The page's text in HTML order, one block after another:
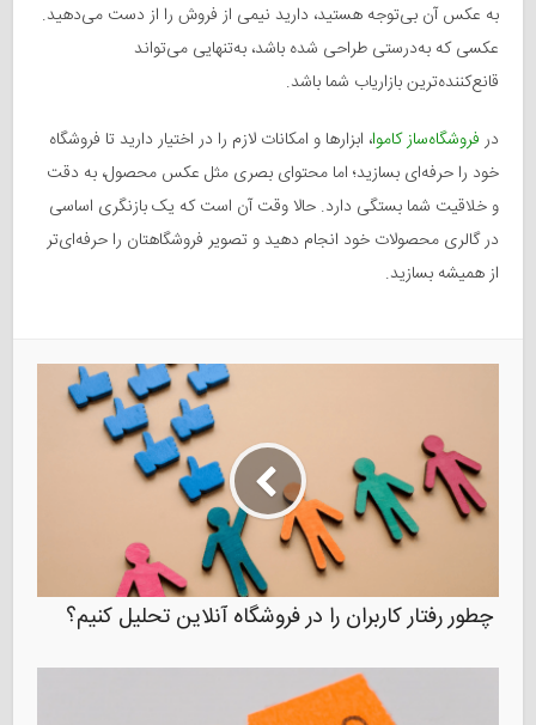
به عکس آن بی‌توجه هستید، دارید نیمی از فروش را از دست می‌دهید.
عکسی که به‌درستی طراحی شده باشد، به‌تنهایی می‌تواند
قانع‌کننده‌ترین بازاریاب شما باشد.
در فروشگاه‌ساز کاموا، ابزارها و امکانات لازم را در اختیار دارید تا فروشگاه
خود را حرفه‌ای بسازید؛ اما محتوای بصری مثل عکس محصول، به دقت
و خلاقیت شما بستگی دارد. حالا وقت آن است که یک بازنگری اساسی
در گالری محصولات خود انجام دهید و تصویر فروشگاهتان را حرفه‌ای‌تر
از همیشه بسازید.
چطور رفتار کاربران را در فروشگاه آنلاین تحلیل کنیم؟